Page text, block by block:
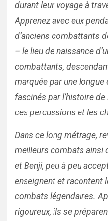
durant leur voyage à
Apprenez avec eux
d’anciens combattants
– le lieu de naissance
combattants,
marquée par une
fascinés par l’histoire de
ces percussions et les
Dans ce long métrage,
meilleurs combats ainsi
et Benji, peu à peu
enseignent et racontent
combats légendaires.
rigoureux, ils se